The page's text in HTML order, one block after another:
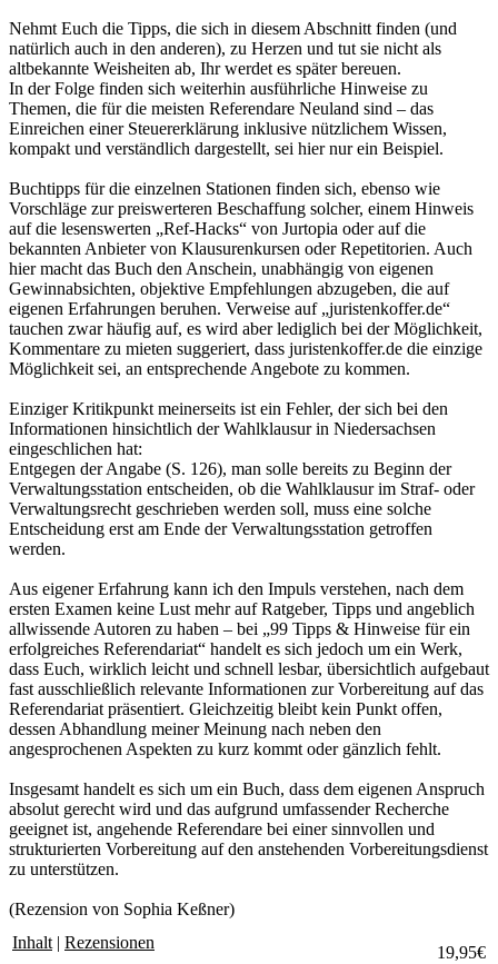
Nehmt Euch die Tipps, die sich in diesem Abschnitt finden (und
natürlich auch in den anderen), zu Herzen und tut sie nicht als
altbekannte Weisheiten ab, Ihr werdet es später bereuen.
In der Folge finden sich weiterhin ausführliche Hinweise zu
Themen, die für die meisten Referendare Neuland sind – das
Einreichen einer Steuererklärung inklusive nützlichem Wissen,
kompakt und verständlich dargestellt, sei hier nur ein Beispiel.
Buchtipps für die einzelnen Stationen finden sich, ebenso wie
Vorschläge zur preiswerteren Beschaffung solcher, einem Hinweis
auf die lesenswerten „Ref-Hacks“ von Jurtopia oder auf die
bekannten Anbieter von Klausurenkursen oder Repetitorien. Auch
hier macht das Buch den Anschein, unabhängig von eigenen
Gewinnabsichten, objektive Empfehlungen abzugeben, die auf
eigenen Erfahrungen beruhen. Verweise auf „juristenkoffer.de“
tauchen zwar häufig auf, es wird aber lediglich bei der Möglichkeit,
Kommentare zu mieten suggeriert, dass juristenkoffer.de die einzige
Möglichkeit sei, an entsprechende Angebote zu kommen.
Einziger Kritikpunkt meinerseits ist ein Fehler, der sich bei den
Informationen hinsichtlich der Wahlklausur in Niedersachsen
eingeschlichen hat:
Entgegen der Angabe (S. 126), man solle bereits zu Beginn der
Verwaltungsstation entscheiden, ob die Wahlklausur im Straf- oder
Verwaltungsrecht geschrieben werden soll, muss eine solche
Entscheidung erst am Ende der Verwaltungsstation getroffen
werden.
Aus eigener Erfahrung kann ich den Impuls verstehen, nach dem
ersten Examen keine Lust mehr auf Ratgeber, Tipps und angeblich
allwissende Autoren zu haben – bei „99 Tipps & Hinweise für ein
erfolgreiches Referendariat“ handelt es sich jedoch um ein Werk,
dass Euch, wirklich leicht und schnell lesbar, übersichtlich aufgebaut
fast ausschließlich relevante Informationen zur Vorbereitung auf das
Referendariat präsentiert. Gleichzeitig bleibt kein Punkt offen,
dessen Abhandlung meiner Meinung nach neben den
angesprochenen Aspekten zu kurz kommt oder gänzlich fehlt.
Insgesamt handelt es sich um ein Buch, dass dem eigenen Anspruch
absolut gerecht wird und das aufgrund umfassender Recherche
geeignet ist, angehende Referendare bei einer sinnvollen und
strukturierten Vorbereitung auf den anstehenden Vorbereitungsdienst
zu unterstützen.
(Rezension von Sophia Keßner)
Inhalt | Rezensionen
19,95€